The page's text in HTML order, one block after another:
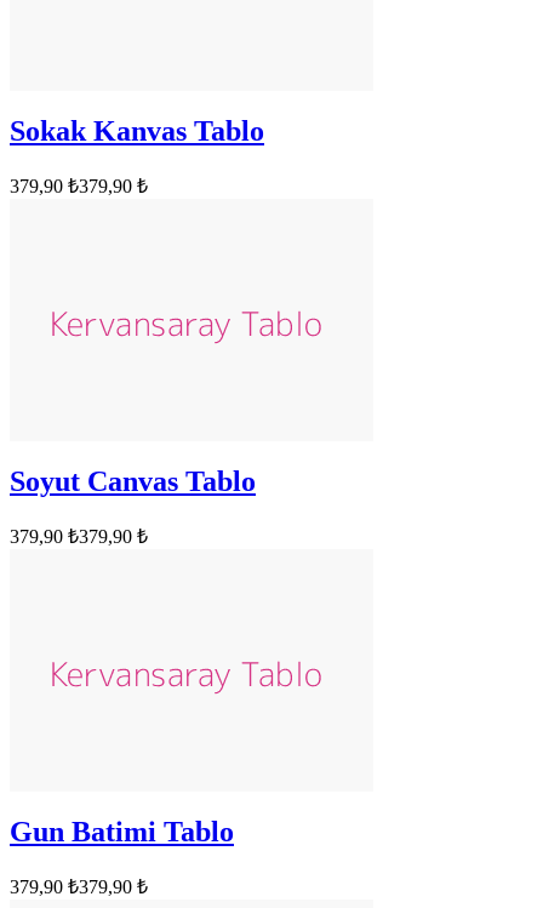
Sokak Kanvas Tablo
379,90 ₺379,90 ₺
Soyut Canvas Tablo
379,90 ₺379,90 ₺
Gun Batimi Tablo
379,90 ₺379,90 ₺